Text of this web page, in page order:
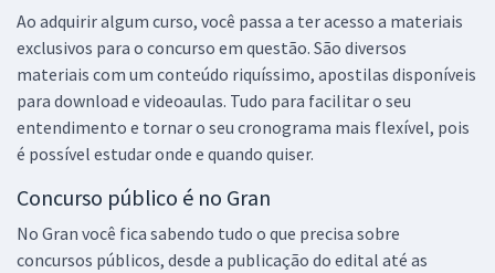
Ao adquirir algum curso, você passa a ter acesso a materiais
exclusivos para o concurso em questão. São diversos
materiais com um conteúdo riquíssimo, apostilas disponíveis
para download e videoaulas. Tudo para facilitar o seu
entendimento e tornar o seu cronograma mais flexível, pois
é possível estudar onde e quando quiser.
Concurso público é no Gran
No Gran você fica sabendo tudo o que precisa sobre
concursos públicos, desde a publicação do edital até as